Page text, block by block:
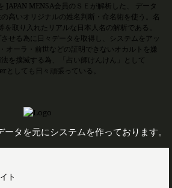
JAPAN MENSA会員のＳＥが解析した、 データ
高いオリジナルの姓名判断・命名術を使う。名
を取り入れたリアルな日本人名の解析である。
せる為に日々データを取得し、システムをアッ
オーラ・前世などの証明できないオカルトを嫌
を撲滅する為、「占い師けんけん」として
としても日々頑張っている。
タを元にシステムを作っております。
ト